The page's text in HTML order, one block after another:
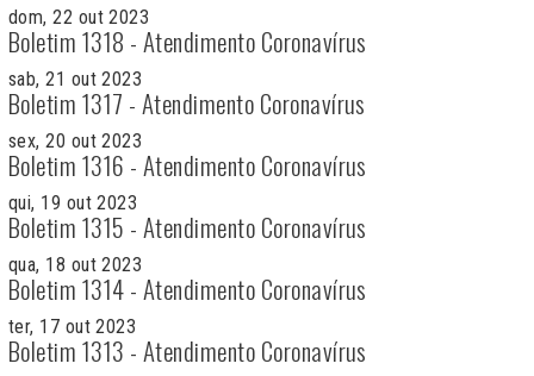
dom, 22 out 2023
Boletim 1318 - Atendimento Coronavírus
sab, 21 out 2023
Boletim 1317 - Atendimento Coronavírus
sex, 20 out 2023
Boletim 1316 - Atendimento Coronavírus
qui, 19 out 2023
Boletim 1315 - Atendimento Coronavírus
qua, 18 out 2023
Boletim 1314 - Atendimento Coronavírus
ter, 17 out 2023
Boletim 1313 - Atendimento Coronavírus